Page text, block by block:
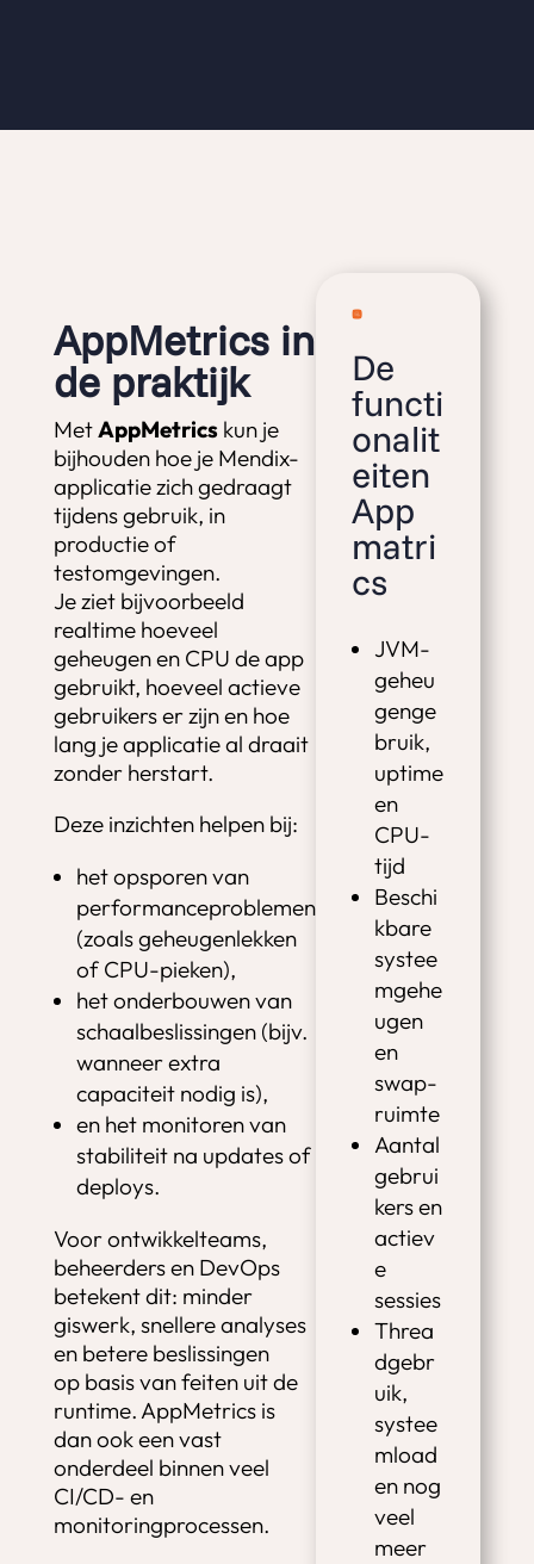
AppMetrics in
de praktijk
MetAppMetricskun je
bijhouden hoe je Mendix-
applicatie zich gedraagt
tijdens gebruik, in
productie of
testomgevingen.
Je ziet bijvoorbeeld
realtime hoeveel
geheugen en CPU de app
gebruikt, hoeveel actieve
gebruikers er zijn en hoe
lang je applicatie al draait
zonder herstart.
Deze inzichten helpen bij:
het opsporen van
performanceproblemen
(zoals geheugenlekken
of CPU-pieken),
het onderbouwen van
schaalbeslissingen (bijv.
wanneer extra
capaciteit nodig is),
en het monitoren van
stabiliteit na updates of
deploys.
Voor ontwikkelteams,
beheerders en DevOps
betekent dit: minder
giswerk, snellere analyses
en betere beslissingen
op basis van feiten uit de
runtime. AppMetrics is
dan ook een vast
onderdeel binnen veel
CI/CD- en
monitoringprocessen.
De
functi
onalit
eiten
App
matri
cs
JVM-
geheu
genge
bruik,
uptime
en
CPU-
tijd
Beschi
kbare
systee
mgehe
ugen
en
swap-
ruimte
Aantal
gebrui
kers en
actiev
e
sessies
Threa
dgebr
uik,
systee
mload
en nog
veel
meer